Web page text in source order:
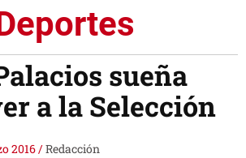
sueña
a la Selección
2016/Redacción